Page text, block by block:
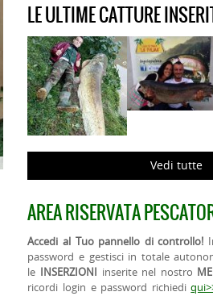
LE ULTIME CATTURE
Vedi tutte
AREA RISERVATA
Accedi al Tuo pannello di controllo!
password e gestisci in totale
le INSERZIONI inserite nel nostro
ricordi login e password richiedi